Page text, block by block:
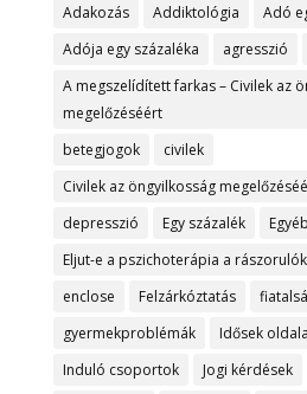
Adakozás Addiktológia
Adó
Adója egy százaléka
agresszió
A megszelídített farkas – Civilek az
megelőzéséért
betegjogok
civilek
Civilek az öngyilkosság
depresszió
Egy százalék
Eljut-e a pszichoterápia a
enclose
Felzárkóztatás
gyermekproblémák
Idősek
Induló csoportok
Jogi kérdések